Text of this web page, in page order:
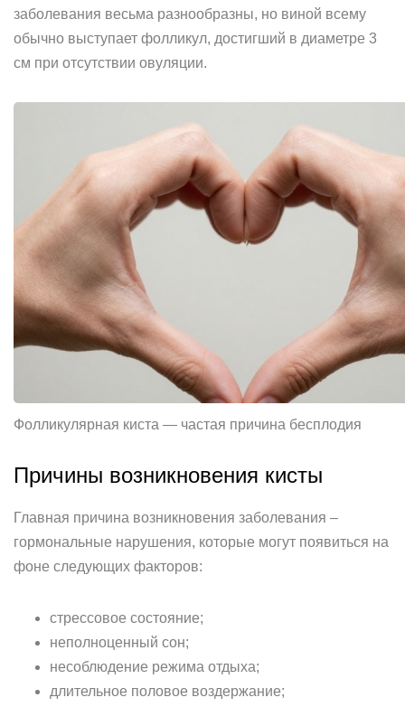
заболевания весьма разнообразны, но виной всему
обычно выступает фолликул, достигший в диаметре 3
см при отсутствии овуляции.
Фолликулярная киста — частая причина бесплодия
Причины возникновения кисты
Главная причина возникновения заболевания –
гормональные нарушения, которые могут появиться на
фоне следующих факторов:
стрессовое состояние;
неполноценный сон;
несоблюдение режима отдыха;
длительное половое воздержание;